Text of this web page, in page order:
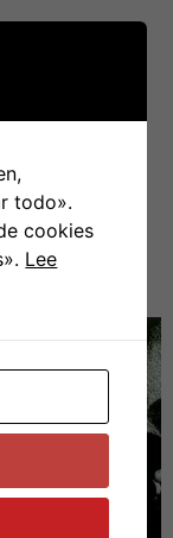
todo».
cookies
Lee